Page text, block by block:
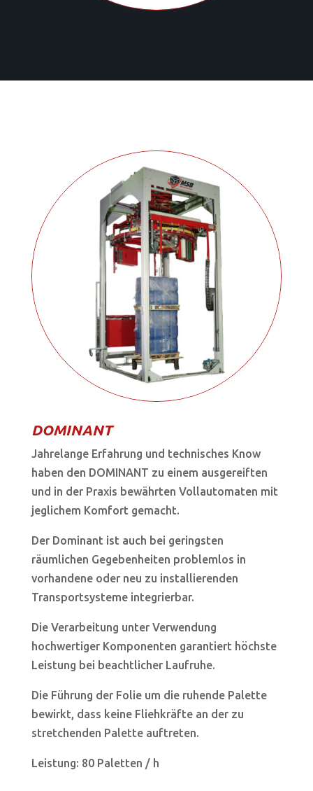
DOMINANT
Jahrelange Erfahrung und technisches Know
haben den DOMINANT zu einem ausgereiften
und in der Praxis bewährten Vollautomaten mit
jeglichem Komfort gemacht.
Der Dominant ist auch bei geringsten
räumlichen Gegebenheiten problemlos in
vorhandene oder neu zu installierenden
Transportsysteme integrierbar.
Die Verarbeitung unter Verwendung
hochwertiger Komponenten garantiert höchste
Leistung bei beachtlicher Laufruhe.
Die Führung der Folie um die ruhende Palette
bewirkt, dass keine Fliehkräfte an der zu
stretchenden Palette auftreten.
Leistung: 80 Paletten / h